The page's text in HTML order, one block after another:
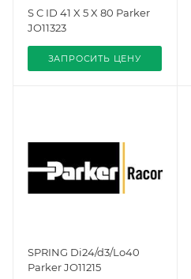
S C ID 41 X 5 X 80 Parker
JO11323
ЗАПРОСИТЬ ЦЕНУ
SPRING Di24/d3/Lo40
Parker JO11215